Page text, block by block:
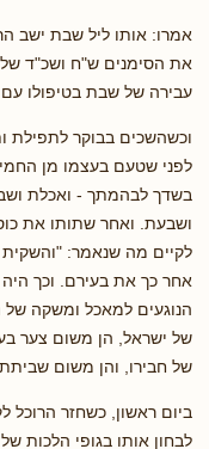
אמרו: אותו ליל שבת ישב
את הסימנים ש"ח ושכ"ד של
עבירה של שבת בטיפולו
וכשהשכים בבוקר לתפילת
לפני שטעם בעצמו מן
בשדך לבהמתך - ואכלת
ושבעת. ואחר שתותו את
לקיים מה שנאמר:
אחר כך את בעירם. וכך
הנוגעים למאכל ומשקה
של ישראל, הן משום צער
של חבירו, והן משום
ביום ראשון, כשחזר הרוכל
לבחון אותו בגופי הלכות